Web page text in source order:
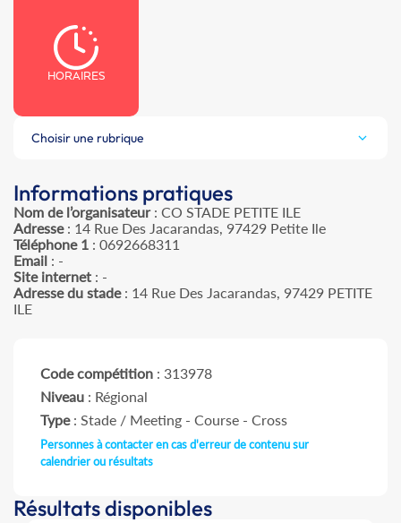
HORAIRES
Choisir une rubrique
Informations pratiques
Nom de l’organisateur: CO STADE PETITE ILE
Adresse: 14 Rue Des Jacarandas, 97429 Petite Ile
Téléphone 1 : 0692668311
Email : -
Site internet : -
Adresse du stade: 14 Rue Des Jacarandas, 97429 PETITE
ILE
Code compétition : 313978
Niveau : Régional
Type: Stade / Meeting - Course - Cross
Personnes à contacter en cas d'erreur de contenu sur
calendrier ou résultats
Résultats disponibles